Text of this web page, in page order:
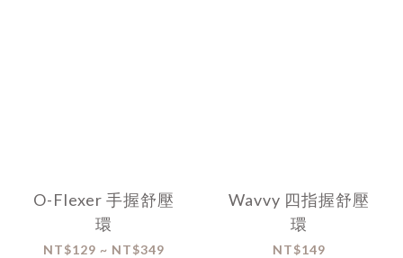
O-Flexer 手握舒壓
環
NT$129 ~ NT$349
Wavvy 四指握舒壓
環
NT$149